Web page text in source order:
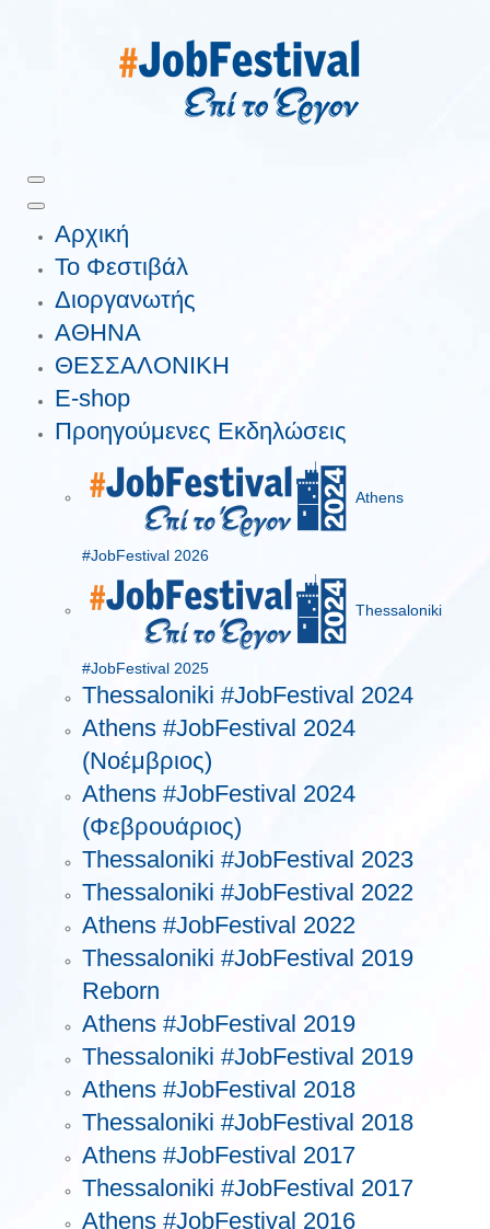
Αρχική
Το Φεστιβάλ
Διοργανωτής
ΑΘΗΝΑ
ΘΕΣΣΑΛΟΝΙΚΗ
E-shop
Προηγούμενες Εκδηλώσεις
Athens
#JobFestival 2026
Thessaloniki
#JobFestival 2025
Thessaloniki #JobFestival 2024
Athens #JobFestival 2024
(Νοέμβριος)
Athens #JobFestival 2024
(Φεβρουάριος)
Thessaloniki #JobFestival 2023
Thessaloniki #JobFestival 2022
Athens #JobFestival 2022
Thessaloniki #JobFestival 2019
Reborn
Athens #JobFestival 2019
Thessaloniki #JobFestival 2019
Athens #JobFestival 2018
Thessaloniki #JobFestival 2018
Athens #JobFestival 2017
Τhessaloniki #JobFestival 2017
Athens #JobFestival 2016